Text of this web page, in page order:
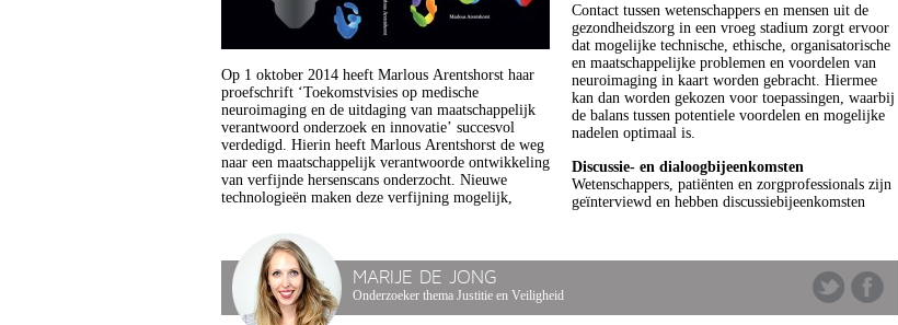
Op 1 oktober 2014 heeft Marlous Arentshorst haar
proefschrift ‘Toekomstvisies op medische
neuroimaging en de uitdaging van maatschappelijk
verantwoord onderzoek en innovatie’ succesvol
verdedigd. Hierin heeft Marlous Arentshorst de weg
naar een maatschappelijk verantwoorde ontwikkeling
van verfijnde hersenscans onderzocht. Nieuwe
technologieën maken deze verfijning mogelijk,
Contact tussen wetenschappers en mensen uit de
gezondheidszorg in een vroeg stadium zorgt ervoor
dat mogelijke technische, ethische, organisatorische
en maatschappelijke problemen en voordelen van
neuroimaging in kaart worden gebracht. Hiermee
kan dan worden gekozen voor toepassingen, waarbij
de balans tussen potentiele voordelen en mogelijke
nadelen optimaal is.
Discussie- en dialoogbijeenkomsten
Wetenschappers, patiënten en zorgprofessionals zijn
geïnterviewd en hebben discussiebijeenkomsten
MARIJE DE JONG
Onderzoeker thema Justitie en Veiligheid